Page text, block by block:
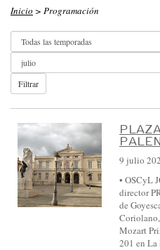
O
R
Q
U
E
S
T
A
S
N
Inicio > Programación
Filtrar
9 julio
• OSCyL
director
de
Mozart
201 en